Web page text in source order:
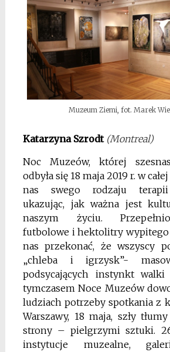
Muzeum Ziemi, fot. Marek
Katarzyna Szrodt (Montreal)
Noc Muzeów, której
odbyła się 18 maja 2019 r. w
nas swego rodzaju terapii
ukazując, jak ważna jest
naszym życiu.
futbolowe i hektolitry wypitego
nas przekonać, że wszyscy
„chleba i igrzysk”-
podsycających instynkt
tymczasem Noce Muzeów
ludziach potrzeby spotkania z
Warszawy, 18 maja, szły
strony – pielgrzymi sztuki.
instytucje muzealne,